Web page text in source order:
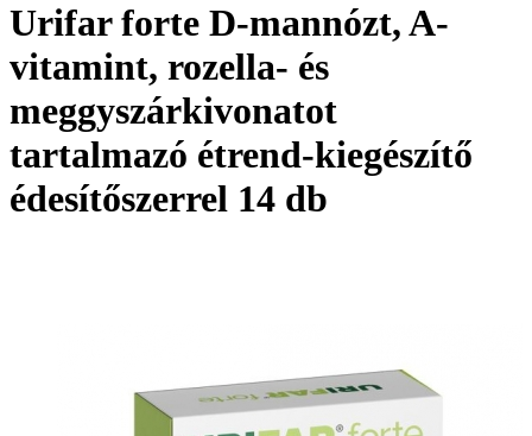
Urifar forte D-mannózt, A-
vitamint, rozella- és
meggyszárkivonatot
tartalmazó étrend-kiegészítő
édesítőszerrel 14 db